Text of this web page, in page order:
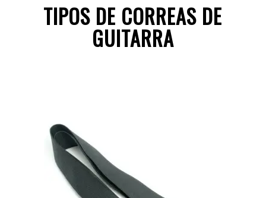
TIPOS DE CORREAS DE
GUITARRA